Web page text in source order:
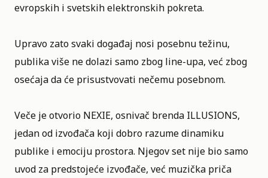
evropskih i svetskih elektronskih pokreta.
Upravo zato svaki događaj nosi posebnu težinu,
publika više ne dolazi samo zbog line-upa, već zbog
osećaja da će prisustvovati nečemu posebnom.
Veče je otvorio NEXIE, osnivač brenda ILLUSIONS,
jedan od izvođača koji dobro razume dinamiku
publike i emociju prostora. Njegov set nije bio samo
uvod za predstojeće izvođače, već muzička priča